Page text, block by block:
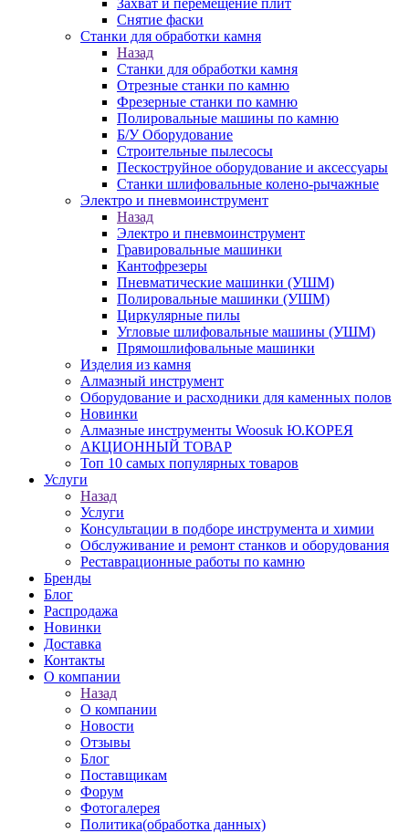
Захват и перемещение плит
Снятие фаски
Станки для обработки камня
Назад
Станки для обработки камня
Отрезные станки по камню
Фрезерные станки по камню
Полировальные машины по камню
Б/У Оборудование
Строительные пылесосы
Пескоструйное оборудование и аксессуары
Станки шлифовальные колено-рычажные
Электро и пневмоинструмент
Назад
Электро и пневмоинструмент
Гравировальные машинки
Кантофрезеры
Пневматические машинки (УШМ)
Полировальные машинки (УШМ)
Циркулярные пилы
Угловые шлифовальные машины (УШМ)
Прямошлифовальные машинки
Изделия из камня
Алмазный инструмент
Оборудование и расходники для каменных полов
Новинки
Алмазные инструменты Woosuk Ю.КОРЕЯ
АКЦИОННЫЙ ТОВАР
Топ 10 самых популярных товаров
Услуги
Назад
Услуги
Консультации в подборе инструмента и химии
Обслуживание и ремонт станков и оборудования
Реставрационные работы по камню
Бренды
Блог
Распродажа
Новинки
Доставка
Контакты
О компании
Назад
О компании
Новости
Отзывы
Блог
Поставщикам
Форум
Фотогалерея
Политика(обработка данных)